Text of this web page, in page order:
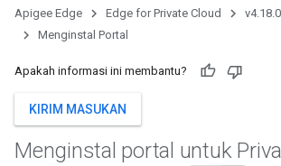
Apigee Edge Edge for Private Cloud
Menginstal Portal
Apakah informasi ini membantu?
KIRIM MASUKAN
Menginstal portal untuk